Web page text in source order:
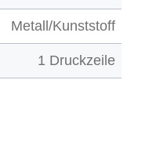
Metall/Kunststoff
1 Druckzeile